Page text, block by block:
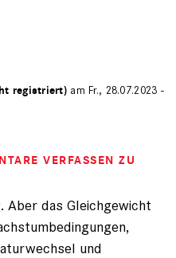
registriert) am Fr., 28.07.2023 -
VERFASSEN ZU
Aber das Gleichgewicht
und